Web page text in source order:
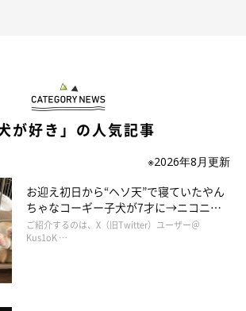
犬が好き」の人気記事
※2026年8月更新
お迎え初日から“ヘソ天”で寝ていたやん
ちゃなコーギー子犬が7才に→ニコニ
コ“コーギースマイル”が魅力のコに成
長！
ご紹介するのは、X（旧Twitter）ユーザー＠
Kus1oK …